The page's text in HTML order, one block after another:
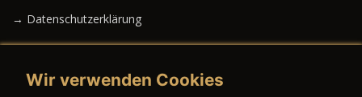
→ Datenschutzerklärung
Wir verwenden Cookies